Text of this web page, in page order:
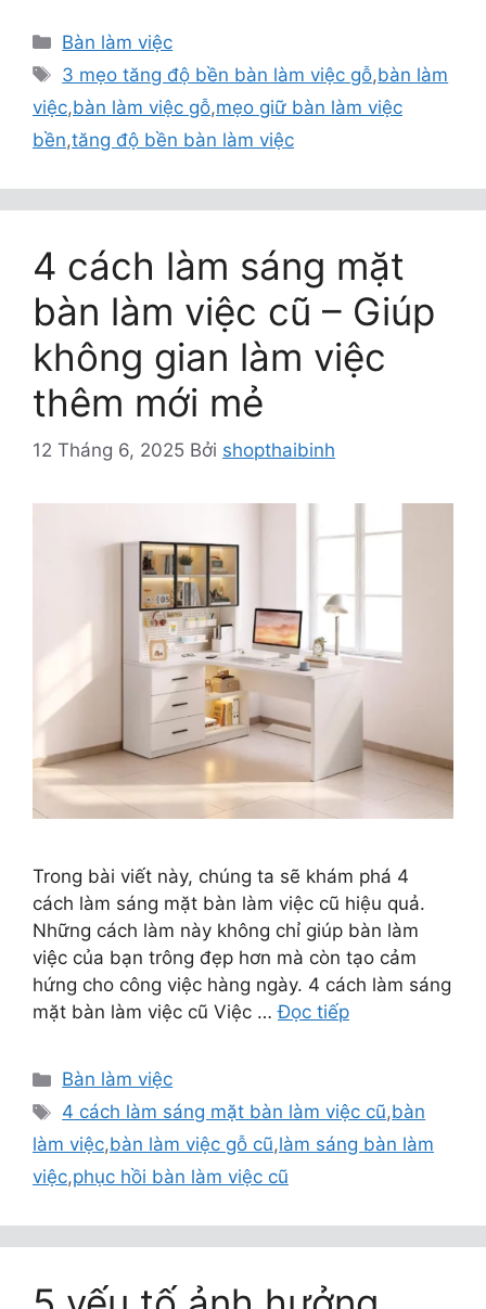
Danh
mục
Bàn làm việc
Thẻ
3 mẹo tăng độ bền bàn làm việc gỗ,bàn làm
việc,bàn làm việc gỗ,mẹo giữ bàn làm việc
bền,tăng độ bền bàn làm việc
4 cách làm sáng mặt
bàn làm việc cũ – Giúp
không gian làm việc
thêm mới mẻ
12 Tháng 6, 2025 Bởi shopthaibinh
Trong bài viết này, chúng ta sẽ khám phá 4
cách làm sáng mặt bàn làm việc cũ hiệu quả.
Những cách làm này không chỉ giúp bàn làm
việc của bạn trông đẹp hơn mà còn tạo cảm
hứng cho công việc hàng ngày. 4 cách làm sáng
mặt bàn làm việc cũ Việc …Đọc tiếp
Danh
mục
Bàn làm việc
Thẻ
4 cách làm sáng mặt bàn làm việc cũ,bàn
làm việc,bàn làm việc gỗ cũ,làm sáng bàn làm
việc,phục hồi bàn làm việc cũ